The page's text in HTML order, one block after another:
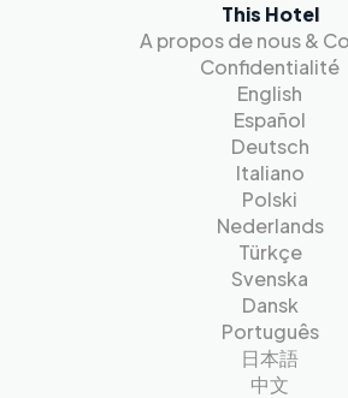
This Hotel
A propos de nous &
Confidentialité
English
Español
Deutsch
Italiano
Polski
Nederlands
Türkçe
Svenska
Dansk
Português
日本語
中文